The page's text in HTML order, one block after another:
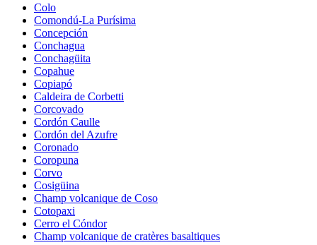
Colo
Comondú-La Purísima
Concepción
Conchagua
Conchagüita
Copahue
Copiapó
Caldeira de Corbetti
Corcovado
Cordón Caulle
Cordón del Azufre
Coronado
Coropuna
Corvo
Cosigüina
Champ volcanique de Coso
Cotopaxi
Cerro el Cóndor
Champ volcanique de cratères basaltiques